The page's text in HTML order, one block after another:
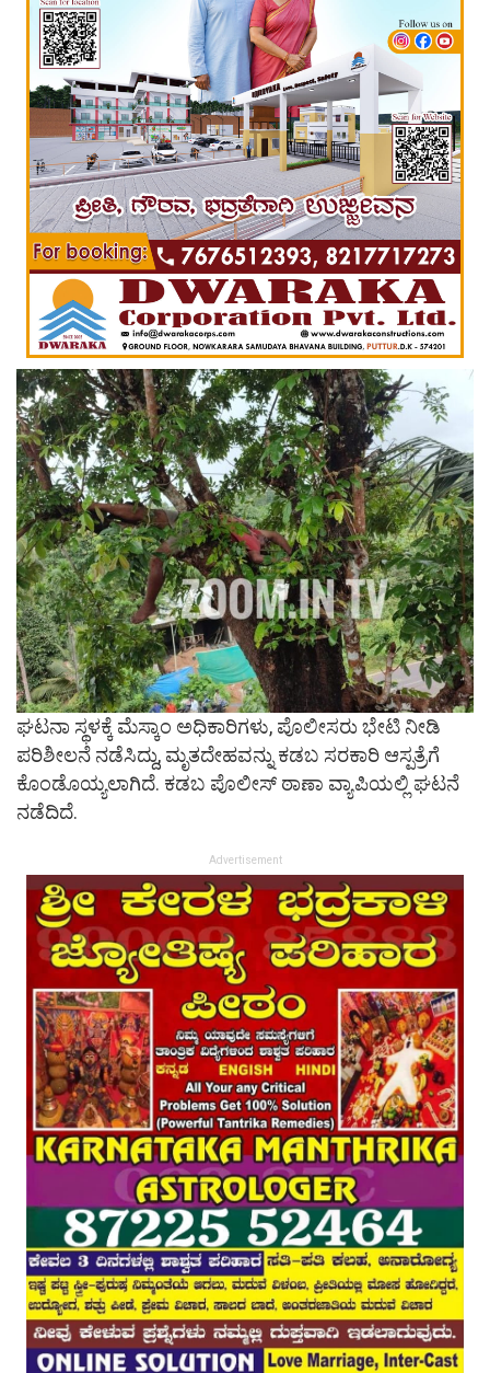
ಘಟನಾ ಸ್ಥಳಕ್ಕೆ ಮೆಸ್ಕಾಂ ಅಧಿಕಾರಿಗಳು, ಪೊಲೀಸರು ಭೇಟಿ ನೀಡಿ
ಪರಿಶೀಲನೆ ನಡೆಸಿದ್ದು, ಮೃತದೇಹವನ್ನು ಕಡಬ ಸರಕಾರಿ ಆಸ್ಪತ್ರೆಗೆ
ಕೊಂಡೊಯ್ಯಲಾಗಿದೆ. ಕಡಬ ಪೊಲೀಸ್ ಠಾಣಾ ವ್ಯಾಪಿಯಲ್ಲಿ ಘಟನೆ
ನಡೆದಿದೆ.
Advertisement